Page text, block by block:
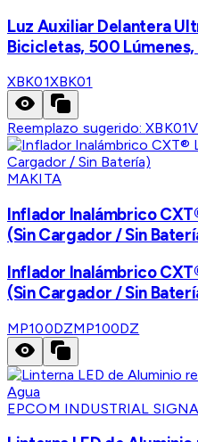
Luz Auxiliar Delantera
Bicicletas, 500
XBK01XBK01
Reemplazo sugerido:
MAKITA
Inflador Inalámbrico
(Sin Cargador / Sin
Inflador Inalámbrico
(Sin Cargador / Sin
MP100DZMP100DZ
EPCOM INDUSTRIAL